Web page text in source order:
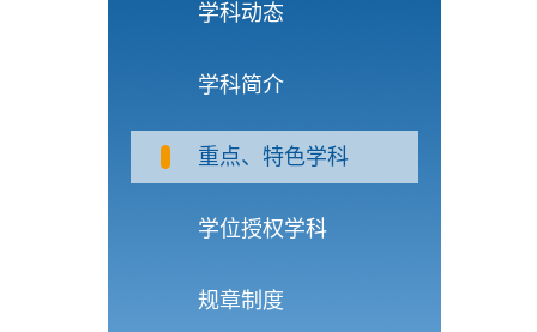
学科动态
学科简介
重点、特色学科
学位授权学科
规章制度